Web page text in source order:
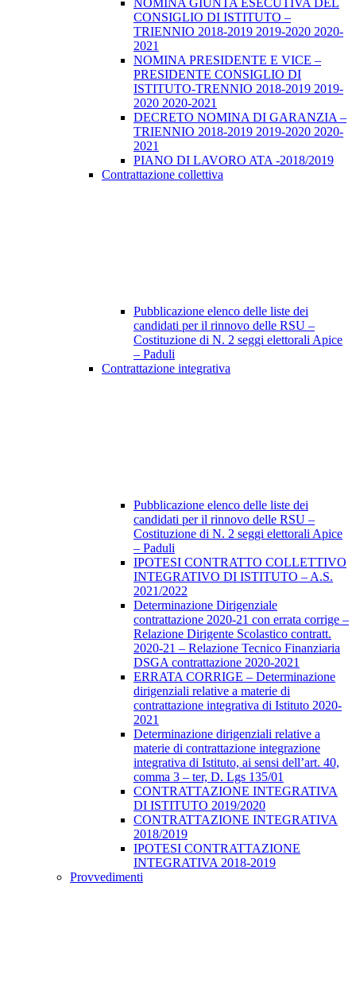
NOMINA GIUNTA ESECUTIVA DEL
CONSIGLIO DI ISTITUTO –
TRIENNIO 2018-2019 2019-2020 2020-
2021
NOMINA PRESIDENTE E VICE –
PRESIDENTE CONSIGLIO DI
ISTITUTO-TRENNIO 2018-2019 2019-
2020 2020-2021
DECRETO NOMINA DI GARANZIA –
TRIENNIO 2018-2019 2019-2020 2020-
2021
PIANO DI LAVORO ATA -2018/2019
Contrattazione collettiva
Pubblicazione elenco delle liste dei
candidati per il rinnovo delle RSU –
Costituzione di N. 2 seggi elettorali Apice
– Paduli
Contrattazione integrativa
Pubblicazione elenco delle liste dei
candidati per il rinnovo delle RSU –
Costituzione di N. 2 seggi elettorali Apice
– Paduli
IPOTESI CONTRATTO COLLETTIVO
INTEGRATIVO DI ISTITUTO – A.S.
2021/2022
Determinazione Dirigenziale
contrattazione 2020-21 con errata corrige –
Relazione Dirigente Scolastico contratt.
2020-21 – Relazione Tecnico Finanziaria
DSGA contrattazione 2020-2021
ERRATA CORRIGE – Determinazione
dirigenziali relative a materie di
contrattazione integrativa di Istituto 2020-
2021
Determinazione dirigenziali relative a
materie di contrattazione integrazione
integrativa di Istituto, ai sensi dell’art. 40,
comma 3 – ter, D. Lgs 135/01
CONTRATTAZIONE INTEGRATIVA
DI ISTITUTO 2019/2020
CONTRATTAZIONE INTEGRATIVA
2018/2019
IPOTESI CONTRATTAZIONE
INTEGRATIVA 2018-2019
Provvedimenti